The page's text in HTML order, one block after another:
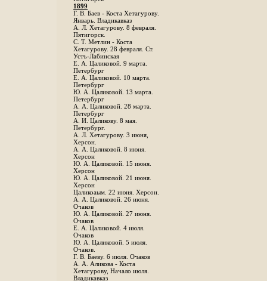
1899
Г. В. Баев - Коста Хетагурову.
Январь. Владикавказ
А. Л. Хетагурову. 8 февраля.
Пятигорск.
С. Т. Метлин - Коста
Хетагурову. 28 февраля. Ст.
Устъ-Лабинская
Е. А. Цаликовой. 9 марта.
Петербург
Е. А. Цаликовой. 10 марта.
Петербург
Ю. А. Цаликовой. 13 марта.
Петербург
А. А. Цаликовой. 28 марта.
Петербург
А. И. Цаликову. 8 мая.
Петербург.
А. Л. Хетагурову. 3 июня,
Херсон.
А. А. Цаликовой. 8 июня.
Херсон
Ю. А. Цаликовой. 15 июня.
Херсон
Ю. А. Цаликовой. 21 июня.
Херсон
Цаликоаым. 22 июня. Херсон.
А. А. Цаликовой. 26 июня.
Очаков
Ю. А. Цаликовой. 27 июня.
Очаков
Е. А. Цаликовой. 4 июля.
Очаков
Ю. А. Цаликовой. 5 июля.
Очаков.
Г. В. Баеву. 6 июля. Очаков
А. А. Аликова - Коста
Хетагурову, Начало июля.
Владикавказ